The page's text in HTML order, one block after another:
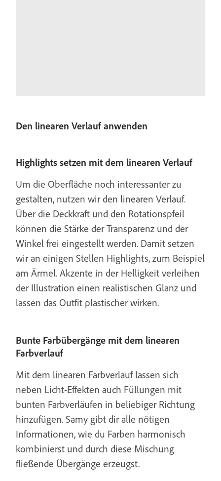
Den linearen Verlauf anwenden
Highlights setzen mit dem linearen Verlauf
Um die Oberfläche noch interessanter zu
gestalten, nutzen wir den linearen Verlauf.
Über die Deckkraft und den Rotationspfeil
können die Stärke der Transparenz und der
Winkel frei eingestellt werden. Damit setzen
wir an einigen Stellen Highlights, zum Beispiel
am Ärmel. Akzente in der Helligkeit verleihen
der Illustration einen realistischen Glanz und
lassen das Outfit plastischer wirken.
Bunte Farbübergänge mit dem linearen
Farbverlauf
Mit dem linearen Farbverlauf lassen sich
neben Licht-Effekten auch Füllungen mit
bunten Farbverläufen in beliebiger Richtung
hinzufügen. Samy gibt dir alle nötigen
Informationen, wie du Farben harmonisch
kombinierst und durch diese Mischung
fließende Übergänge erzeugst.